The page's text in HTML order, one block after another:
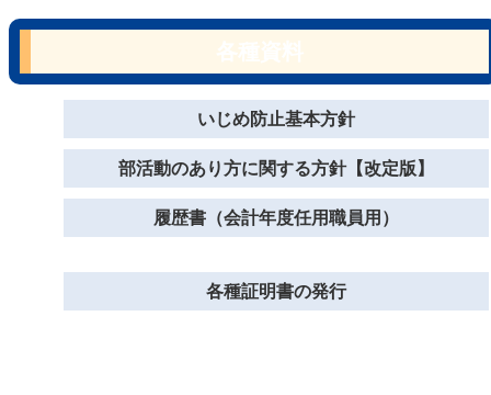
いじめ防止基本方針
部活動のあり方に関する方針【改定版】
履歴書（会計年度任用職員用）
各種証明書の発行